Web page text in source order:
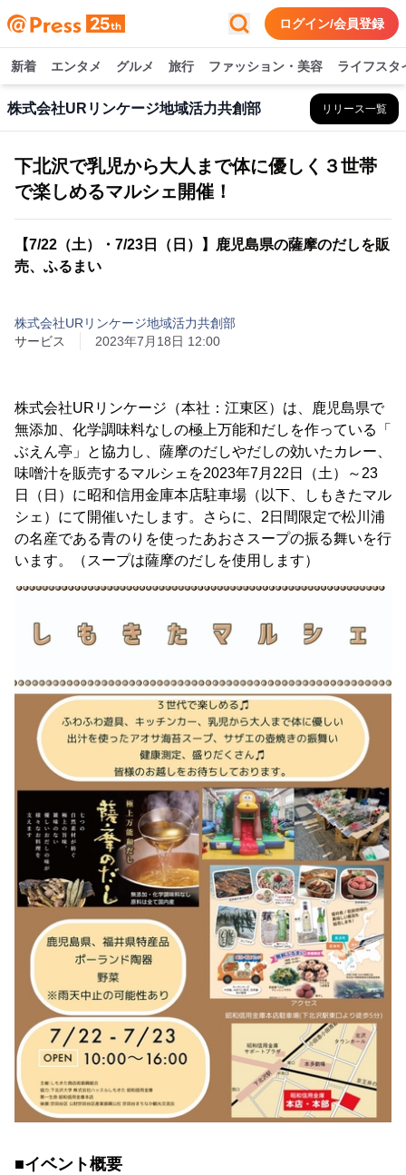
ログイン/会員登録
新着 エンタメ グルメ 旅行 ファッション・美容 ライフスタ
株式会社URリンケージ地域活力共創部 リリース一覧
下北沢で乳児から大人まで体に優しく３世帯
で楽しめるマルシェ開催！
【7/22（土）・7/23日（日）】鹿児島県の薩摩のだしを販
売、ふるまい
株式会社URリンケージ地域活力共創部
サービス
2023年7月18日 12:00
株式会社URリンケージ（本社：江東区）は、鹿児島県で
無添加、化学調味料なしの極上万能和だしを作っている「
ぶえん亭」と協力し、薩摩のだしやだしの効いたカレー、
味噌汁を販売するマルシェを2023年7月22日（土）～23
日（日）に昭和信用金庫本店駐車場（以下、しもきたマル
シェ）にて開催いたします。さらに、2日間限定で松川浦
の名産である青のりを使ったあおさスープの振る舞いを行
います。（スープは薩摩のだしを使用します）
■イベント概要